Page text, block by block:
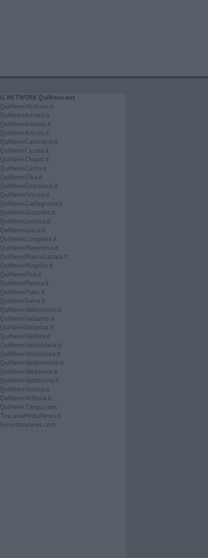
IL NETWORK QuiNews.net
QuiNewsAbetone.it
QuiNewsAmiata.it
QuiNewsAnimali.it
QuiNewsArezzo.it
QuiNewsCasentino.it
QuiNewsCecina.it
QuiNewsChianti.it
QuiNewsCuoio.it
QuiNewsElba.it
QuiNewsEmpolese.it
QuiNewsFirenze.it
QuiNewsGarfagnana.it
QuiNewsGrosseto.it
QuiNewsLivorno.it
QuiNewsLucca.it
QuiNewsLunigiana.it
QuiNewsMaremma.it
QuiNewsMassaCarrara.it
QuiNewsMugello.it
QuiNewsPisa.it
QuiNewsPistoia.it
QuiNewsPrato.it
QuiNewsSiena.it
QuiNewsValbisenzio.it
QuiNewsValdarno.it
QuiNewsValdelsa.it
QuiNewsValdera.it
QuiNewsValdichiana.it
QuiNewsValdicornia.it
QuiNewsValdinievole.it
QuiNewsValdisieve.it
QuiNewsValtiberina.it
QuiNewsVersilia.it
QuiNewsVolterra.it
QuiNewsTango.com
ToscanaMediaNews.it
Fiorentinanews.com